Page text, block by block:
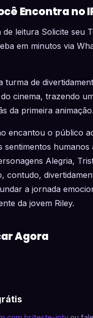
Encontra no
leitura Solicite seu
em minutos via
turma de
cinema, trazendo
da primeira animação.
encantou o público
sentimentos humanos
Alegria,
contudo,
a jornada
da jovem Riley.
Agora